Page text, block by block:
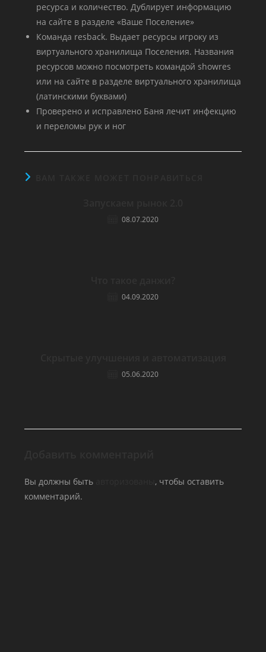
ресурса и количество. Дублирует информацию
на сайте в разделе «Ваше Поселение»
Команда resback. Выдает ресурсы игроку из
виртуального хранилища Поселения. Названия
ресурсов можно посмотреть командой showres
или на сайте в разделе виртуального хранилища
(латинскими буквами)
Проверено и исправлено Баня лечит инфекцию
и переломы рук и ног
08.07.2020
04.09.2020
05.06.2020
Вы должны быть
, чтобы оставить
комментарий.